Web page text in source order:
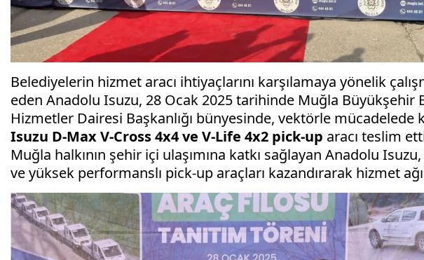
Belediyelerin hizmet aracı ihtiyaçlarını karşılamaya yönelik
eden Anadolu Isuzu, 28 Ocak 2025 tarihinde Muğla Büyükşehir
Hizmetler Dairesi Başkanlığı bünyesinde, vektörle mücadelede
Isuzu D-Max V-Cross 4x4 ve V-Life 4x2 pick-up aracı teslim
Muğla halkının şehir içi ulaşımına katkı sağlayan Anadolu
ve yüksek performanslı pick-up araçları kazandırarak hizmet